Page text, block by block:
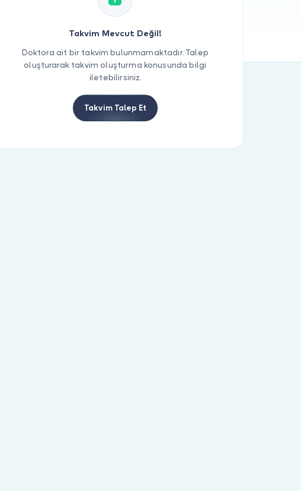
Takvim Mevcut Değil!
Doktora ait bir takvim bulunmamaktadır. Talep
oluşturarak takvim oluşturma konusunda bilgi
iletebilirsiniz.
Takvim Talep Et